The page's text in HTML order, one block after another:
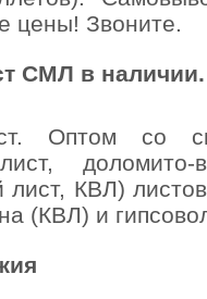
цены! Звоните.
СМЛ в наличии.
Оптом со
лист,
лист, КВЛ)
(КВЛ) и